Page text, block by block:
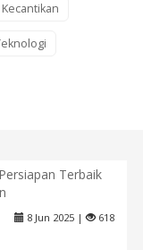
Kecantikan
Terbaik
8 Jun 2025 | 618